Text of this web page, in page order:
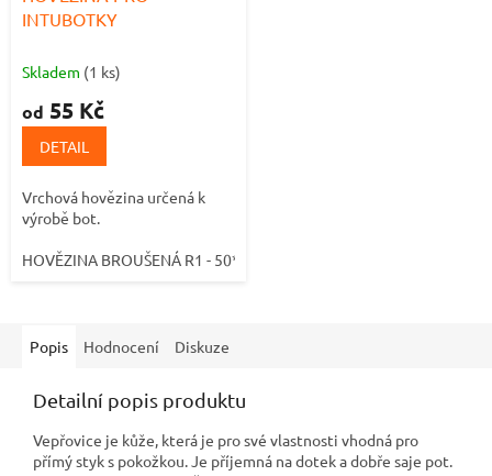
INTUBOTKY
Skladem (1 ks)
od 55 Kč
DETAIL
Vrchová hovězina určená k
výrobě bot.
HOVĚZINA BROUŠENÁ R1 - 50*27cm
Popis Hodnocení Diskuze
Detailní popis produktu
Vepřovice je kůže, která je pro své vlastnosti vhodná pro
přímý styk s pokožkou. Je příjemná na dotek a dobře saje pot.